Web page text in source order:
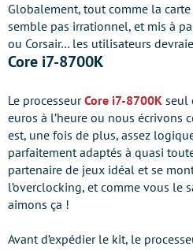
Globalement, tout comme la
semble pas irrationnel, et mis à
ou Corsair… les utilisateurs
Core i7-8700K
Le processeurCore i7-8700K seul
euros à l’heure ou nous écrivons
est, une fois de plus, assez
parfaitement adaptés à quasi
partenaire de jeux idéal et se
l’overclocking, et comme vous le
aimons ça !
Avant d’expédier le kit, le